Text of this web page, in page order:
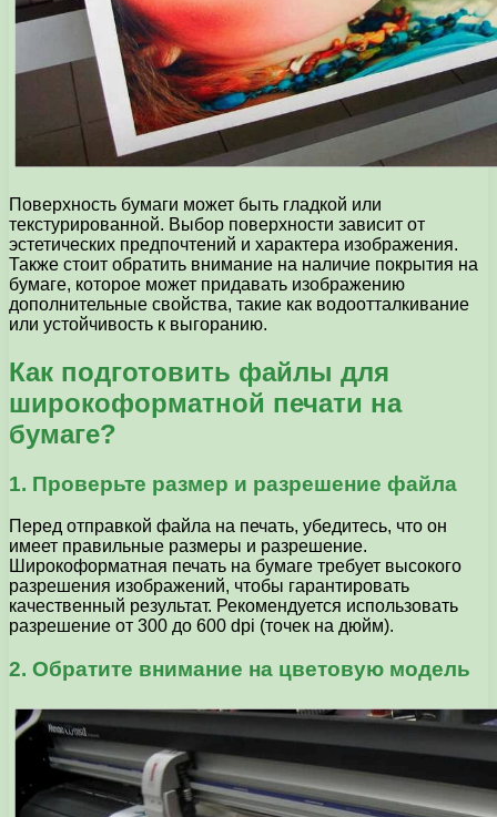
Поверхность бумаги может быть гладкой или
текстурированной. Выбор поверхности зависит от
эстетических предпочтений и характера изображения.
Также стоит обратить внимание на наличие покрытия на
бумаге, которое может придавать изображению
дополнительные свойства, такие как водоотталкивание
или устойчивость к выгоранию.
Как подготовить файлы для
широкоформатной печати на
бумаге?
1. Проверьте размер и разрешение файла
Перед отправкой файла на печать, убедитесь, что он
имеет правильные размеры и разрешение.
Широкоформатная печать на бумаге требует высокого
разрешения изображений, чтобы гарантировать
качественный результат. Рекомендуется использовать
разрешение от 300 до 600 dpi (точек на дюйм).
2. Обратите внимание на цветовую модель